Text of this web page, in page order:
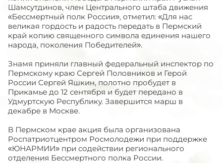
Шамсутдинов, член Центрального штаба движения
«Бессмертный полк России», отметил: «Для нас
великая гордость и радость передать в Пермский
край копию священного символа единения нашего
народа, поколения Победителей».
Знамя приняли главный федеральный инспектор по
Пермскому краю Сергей Половников и Герой
России Сергей Яшкин, полотно пробудет в
Прикамье до 12 сентября и будет передано в
Удмуртскую Республику. Завершится марш в
декабре в Москве.
В Пермском крае акция была организована
Роспатриотцентром Росмолодежи при поддержке
«ЮНАРМИИ» при содействии регионального
отделения Бессмертного полка России.